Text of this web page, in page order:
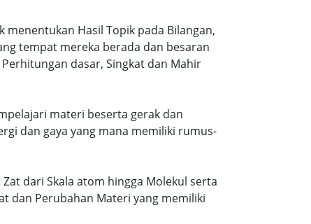
Hasil Topik pada Bilangan,
tempat mereka berada dan besaran
dasar, Singkat dan Mahir
materi beserta gerak dan
dan gaya yang mana memiliki rumus-
dari Skala atom hingga Molekul serta
dan Perubahan Materi yang memiliki